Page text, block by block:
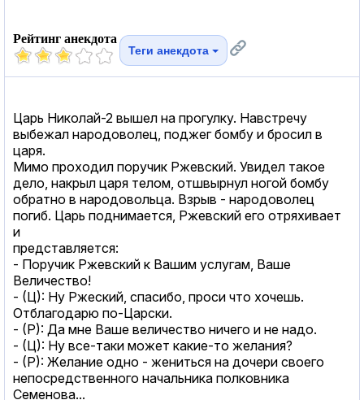
Рейтинг анекдота
Теги анекдота
Царь Николай-2 вышел на прогулку. Навстречу
выбежал народоволец, поджег бомбу и бросил в
царя.
Мимо проходил поручик Ржевский. Увидел такое
дело, накрыл царя телом, отшвырнул ногой бомбу
обратно в народовольца. Взрыв - народоволец
погиб. Царь поднимается, Ржевский его отряхивает
и
представляется:
- Поручик Ржевский к Вашим услугам, Ваше
Величество!
- (Ц): Ну Ржеский, спасибо, проси что хочешь.
Отблагодарю по-Царски.
- (Р): Да мне Ваше величество ничего и не надо.
- (Ц): Ну все-таки может какие-то желания?
- (Р): Желание одно - жениться на дочери своего
непосредственного начальника полковника
Семенова...